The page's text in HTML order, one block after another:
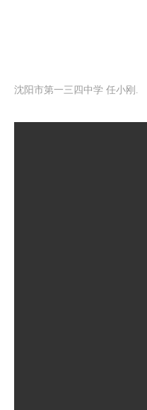
沈阳市第一三四中学 任小刚.